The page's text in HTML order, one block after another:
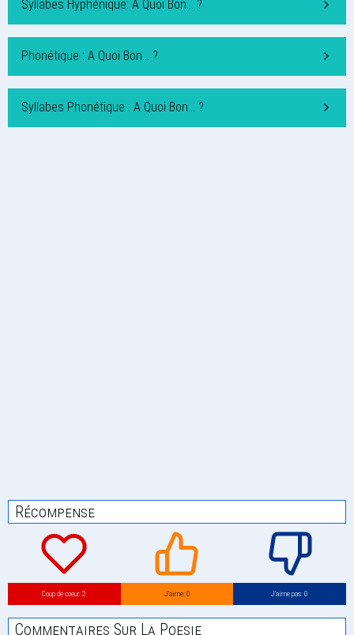
Syllabes Hyphénique: A Quoi Bon… ?
Phonétique : A Quoi Bon… ?
Syllabes Phonétique : A Quoi Bon… ?
Récompense
Coup de coeur: 2 J’aime: 0 J’aime pas: 0
Commentaires Sur La Poesie